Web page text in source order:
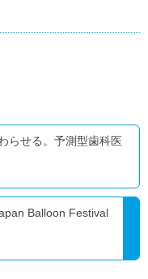
らせる。予測型歯科医
Balloon Festival